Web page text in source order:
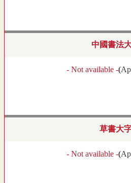
中國書法
- Not available -(
草書大
- Not available -(